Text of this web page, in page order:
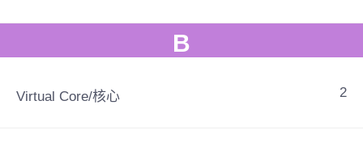
B
Virtual Core/核心 2